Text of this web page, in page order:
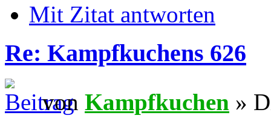
Mit Zitat antworten
Re: Kampfkuchens 626
von Kampfkuchen »